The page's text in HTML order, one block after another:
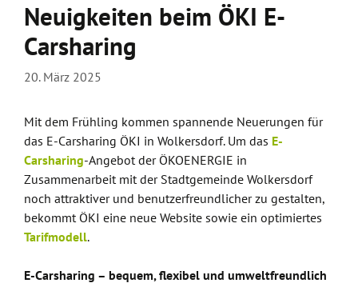
Neuigkeiten beim ÖKI E-
Carsharing
20. März 2025
Mit dem Frühling kommen spannende Neuerungen für
das E-Carsharing ÖKI in Wolkersdorf. Um das E-
Carsharing-Angebot der ÖKOENERGIE in
Zusammenarbeit mit der Stadtgemeinde Wolkersdorf
noch attraktiver und benutzerfreundlicher zu gestalten,
bekommt ÖKI eine neue Website sowie ein optimiertes
Tarifmodell.
E-Carsharing – bequem, flexibel und umweltfreundlich